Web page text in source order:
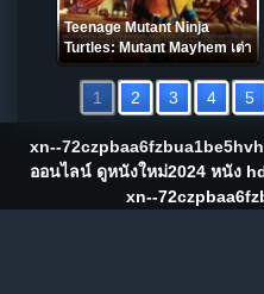
Teenage Mutant Ninja
Turtles: Mutant Mayhem เต่า
นินจา: โกลาหลกลายพันธุ์
(2023)
1 2 3 4 5
xn--
ออนไลน์ ดูหนังใหม่2024 หนัง
xn--